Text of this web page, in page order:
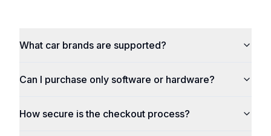
What car brands are supported?
Can I purchase only software or hardware?
How secure is the checkout process?